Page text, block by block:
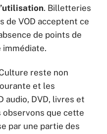
. Billetteries
de VOD acceptent ce
de points de
reste non
et les
audio, DVD, livres et
que cette
par une partie des